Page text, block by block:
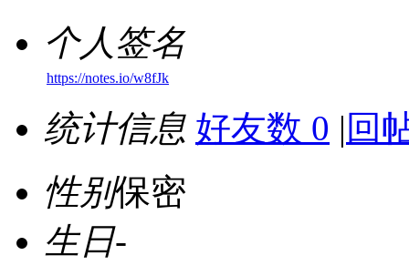
个人签名
https://notes.io/w8fJk
统计信息 好友数 0 | 回
性别保密
生日-